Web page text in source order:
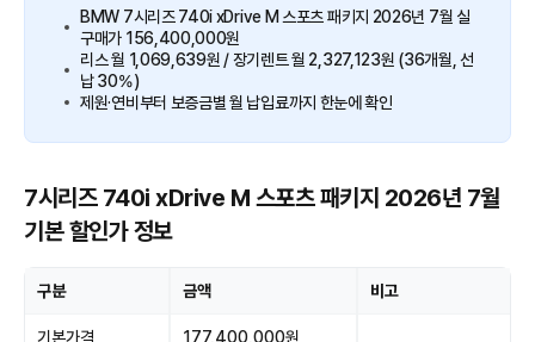
BMW 7시리즈 740i xDrive M 스포츠 패키지 2026년 7월 실
구매가 156,400,000원
리스 월 1,069,639원 / 장기렌트 월 2,327,123원 (36개월, 선
납 30%)
제원·연비부터 보증금별 월 납입료까지 한눈에 확인
7시리즈 740i xDrive M 스포츠 패키지 2026년 7월
기본 할인가 정보
구분 금액 비고
기본가격 177,400,000원